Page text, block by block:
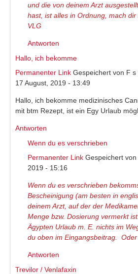
und die von deinem Arzt
hast, ist alles in Ordnung, mach dir
VLG
Antworten
Hallo, ich bekomme
Permanenter Link Gespeichert von F s
17 August, 2019 - 13:49
Hallo, ich bekomme medizinisches
mit btm Rezept, ist ein Egy Urlaub
Antworten
Wenn du es verschrieben
Permanenter Link Gespeichert von
2019 - 15:16
Wenn du es verschrieben
Bescheinigung (am besten in
deinem Arzt, auf der der
Menge bzw. Dosierung vermerkt
Ägypten Urlaub m. E. nichts im
du oben im Eingangsbeitrag. Oder
Antworten
Trevilor / Venlafaxin